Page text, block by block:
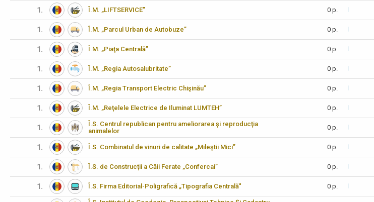
1. Î.M. „LIFTSERVICE” 0 p.
1. Î.M. „Parcul Urban de Autobuze” 0 p.
1. Î.M. „Piaţa Centrală” 0 p.
1. Î.M. „Regia Autosalubritate” 0 p.
1. Î.M. „Regia Transport Electric Chişinău” 0 p.
1. Î.M. „Reţelele Electrice de Iluminat LUMTEH” 0 p.
1.
Î.S. Centrul republican pentru ameliorarea şi reproducţia
animalelor
0 p.
1. Î.S. Combinatul de vinuri de calitate „Mileştii Mici” 0 p.
1. Î.S. de Construcții a Căii Ferate „Confercai” 0 p.
1. Î.S. Firma Editorial-Poligrafică „Tipografia Centrală" 0 p.